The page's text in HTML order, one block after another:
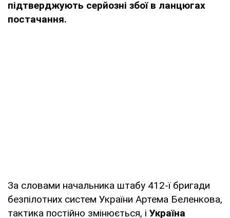
підтверджують серйозні збої в ланцюгах
постачання.
За словами начальника штабу 412-ї бригади
безпілотних систем України Артема Беленкова,
тактика постійно змінюється, і Україна